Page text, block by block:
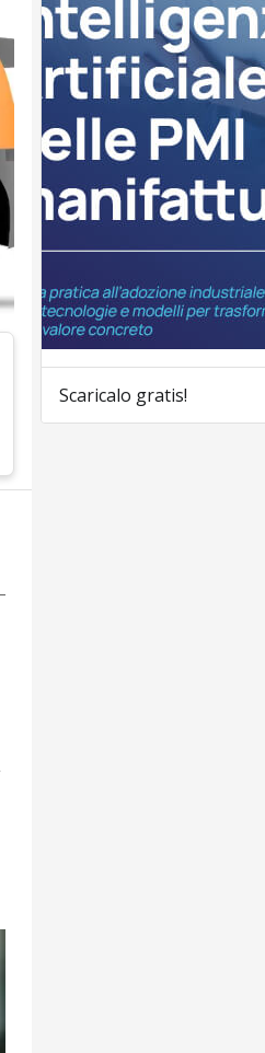
Scaricalo gratis!